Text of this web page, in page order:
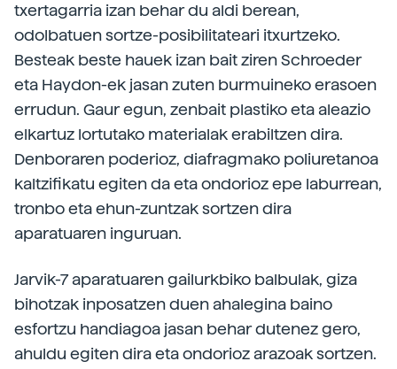
txertagarria izan behar du aldi berean,
odolbatuen sortze-posibilitateari itxurtzeko.
Besteak beste hauek izan bait ziren Schroeder
eta Haydon-ek jasan zuten burmuineko erasoen
errudun. Gaur egun, zenbait plastiko eta aleazio
elkartuz lortutako materialak erabiltzen dira.
Denboraren poderioz, diafragmako poliuretanoa
kaltzifikatu egiten da eta ondorioz epe laburrean,
tronbo eta ehun-zuntzak sortzen dira
aparatuaren inguruan.
Jarvik-7 aparatuaren gailurkbiko balbulak, giza
bihotzak inposatzen duen ahalegina baino
esfortzu handiagoa jasan behar dutenez gero,
ahuldu egiten dira eta ondorioz arazoak sortzen.